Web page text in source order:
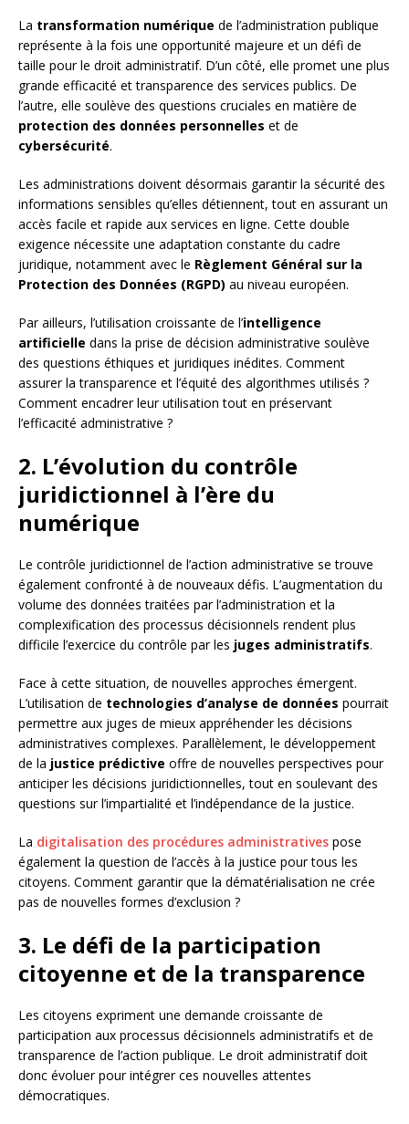
La transformation numérique de l’administration publique
représente à la fois une opportunité majeure et un défi de
taille pour le droit administratif. D’un côté, elle promet une plus
grande efficacité et transparence des services publics. De
l’autre, elle soulève des questions cruciales en matière de
protection des données personnelles et de
cybersécurité.
Les administrations doivent désormais garantir la sécurité des
informations sensibles qu’elles détiennent, tout en assurant un
accès facile et rapide aux services en ligne. Cette double
exigence nécessite une adaptation constante du cadre
juridique, notamment avec le Règlement Général sur la
Protection des Données (RGPD) au niveau européen.
Par ailleurs, l’utilisation croissante de l’intelligence
artificielle dans la prise de décision administrative soulève
des questions éthiques et juridiques inédites. Comment
assurer la transparence et l’équité des algorithmes utilisés ?
Comment encadrer leur utilisation tout en préservant
l’efficacité administrative ?
2. L’évolution du contrôle
juridictionnel à l’ère du
numérique
Le contrôle juridictionnel de l’action administrative se trouve
également confronté à de nouveaux défis. L’augmentation du
volume des données traitées par l’administration et la
complexification des processus décisionnels rendent plus
difficile l’exercice du contrôle par les juges administratifs.
Face à cette situation, de nouvelles approches émergent.
L’utilisation de technologies d’analyse de données pourrait
permettre aux juges de mieux appréhender les décisions
administratives complexes. Parallèlement, le développement
de la justice prédictive offre de nouvelles perspectives pour
anticiper les décisions juridictionnelles, tout en soulevant des
questions sur l’impartialité et l’indépendance de la justice.
La digitalisation des procédures administratives pose
également la question de l’accès à la justice pour tous les
citoyens. Comment garantir que la dématérialisation ne crée
pas de nouvelles formes d’exclusion ?
3. Le défi de la participation
citoyenne et de la transparence
Les citoyens expriment une demande croissante de
participation aux processus décisionnels administratifs et de
transparence de l’action publique. Le droit administratif doit
donc évoluer pour intégrer ces nouvelles attentes
démocratiques.